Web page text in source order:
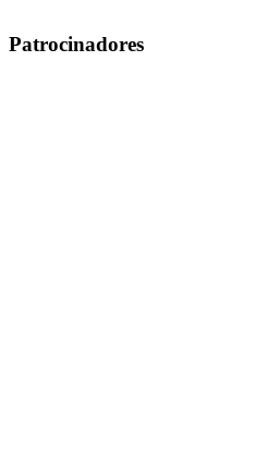
Patrocinadores